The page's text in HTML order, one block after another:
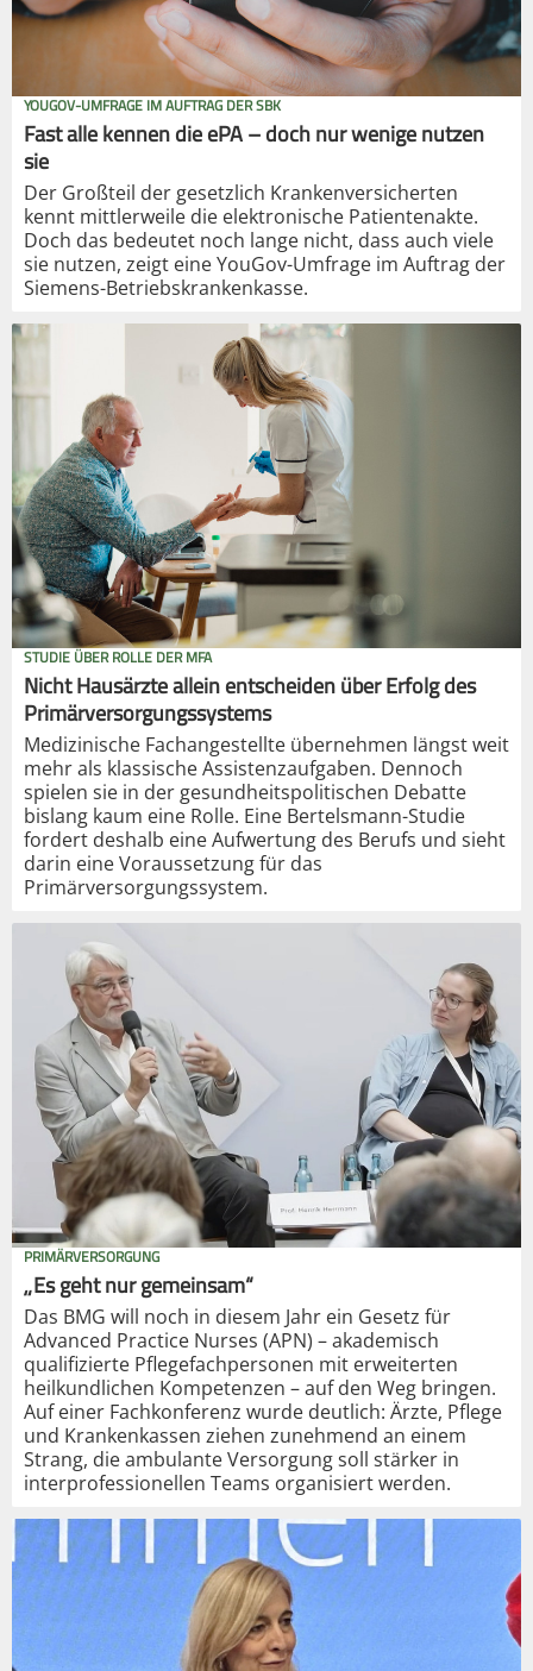
YOUGOV-UMFRAGE IM AUFTRAG DER SBK
Fast alle kennen die ePA – doch nur wenige nutzen
sie
Der Großteil der gesetzlich Krankenversicherten
kennt mittlerweile die elektronische Patientenakte.
Doch das bedeutet noch lange nicht, dass auch viele
sie nutzen, zeigt eine YouGov-Umfrage im Auftrag der
Siemens-Betriebskrankenkasse.
STUDIE ÜBER ROLLE DER MFA
Nicht Hausärzte allein entscheiden über Erfolg des
Primärversorgungssystems
Medizinische Fachangestellte übernehmen längst weit
mehr als klassische Assistenzaufgaben. Dennoch
spielen sie in der gesundheitspolitischen Debatte
bislang kaum eine Rolle. Eine Bertelsmann-Studie
fordert deshalb eine Aufwertung des Berufs und sieht
darin eine Voraussetzung für das
Primärversorgungssystem.
PRIMÄRVERSORGUNG
„Es geht nur gemeinsam“
Das BMG will noch in diesem Jahr ein Gesetz für
Advanced Practice Nurses (APN) – akademisch
qualifizierte Pflegefachpersonen mit erweiterten
heilkundlichen Kompetenzen – auf den Weg bringen.
Auf einer Fachkonferenz wurde deutlich: Ärzte, Pflege
und Krankenkassen ziehen zunehmend an einem
Strang, die ambulante Versorgung soll stärker in
interprofessionellen Teams organisiert werden.